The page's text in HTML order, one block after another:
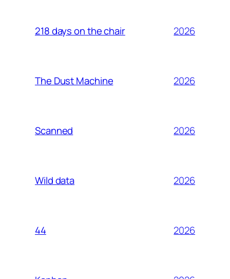
218 days on the chair 2026
The Dust Machine 2026
Scanned 2026
Wild data 2026
44 2026